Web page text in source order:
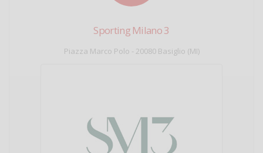
Sporting Milano 3
Piazza Marco Polo - 20080 Basiglio (MI)